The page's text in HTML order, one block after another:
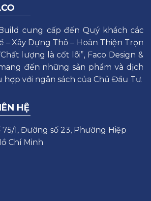
cung cấp đến Quý khách các
– Xây Dựng Thô – Hoàn Thiện Trọn
lượng là cốt lõi”, Faco Design &
đến những sản phẩm và dịch
với ngân sách của Chủ Đầu Tư.
HỆ
75/1, Đường số 23, Phường Hiệp
Chí Minh